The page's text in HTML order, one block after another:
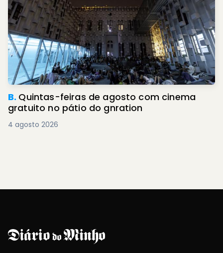
B. Quintas-feiras de agosto com cinema
gratuito no pátio do gnration
4 agosto 2026